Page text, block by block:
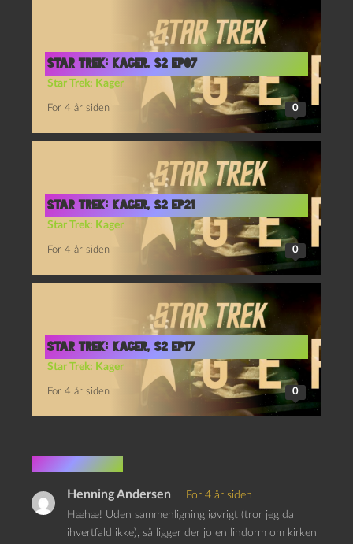
Star Trek: Kager, S2 Ep07
Star Trek: Kager
For 4 år siden 0
Star Trek: Kager, S2 Ep21
Star Trek: Kager
For 4 år siden 0
Star Trek: Kager, s2 Ep17
Star Trek: Kager
For 4 år siden 0
1 kommentar
Henning Andersen
For 4 år siden
Hæhæ! Uden sammenligning iøvrigt (tror jeg da
ihvertfald ikke), så ligger der jo en lindorm om kirken